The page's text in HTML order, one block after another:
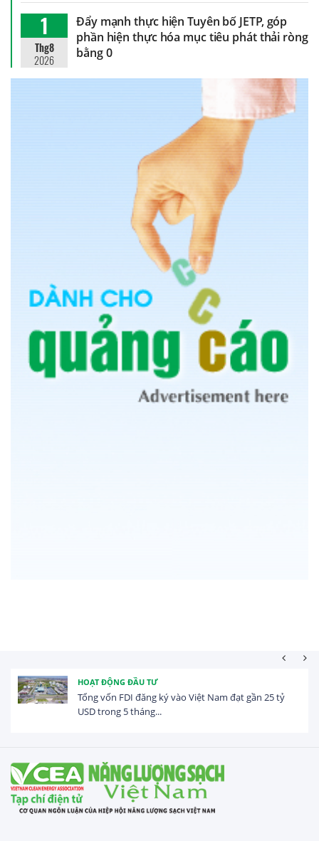
1
Thg8
2026
Đẩy mạnh thực hiện Tuyên bố JETP, góp
phần hiện thực hóa mục tiêu phát thải ròng
bằng 0
HOẠT ĐỘNG ĐẦU TƯ
Tổng vốn FDI đăng ký vào Việt Nam đạt gần 25 tỷ
USD trong 5 tháng...